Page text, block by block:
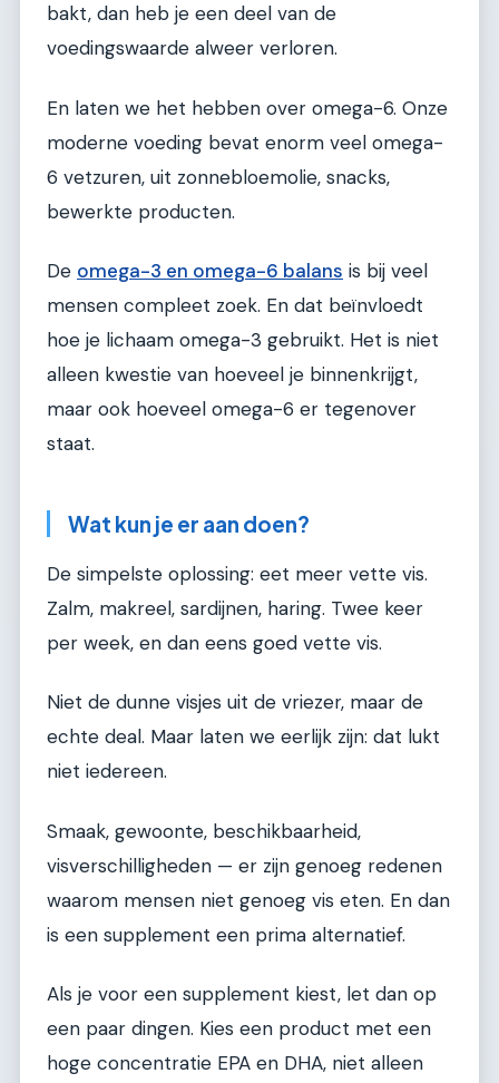
bakt, dan heb je een deel van de
voedingswaarde alweer verloren.
En laten we het hebben over omega-6. Onze
moderne voeding bevat enorm veel omega-
6 vetzuren, uit zonnebloemolie, snacks,
bewerkte producten.
De omega-3 en omega-6 balans is bij veel
mensen compleet zoek. En dat beïnvloedt
hoe je lichaam omega-3 gebruikt. Het is niet
alleen kwestie van hoeveel je binnenkrijgt,
maar ook hoeveel omega-6 er tegenover
staat.
Wat kun je er aan doen?
De simpelste oplossing: eet meer vette vis.
Zalm, makreel, sardijnen, haring. Twee keer
per week, en dan eens goed vette vis.
Niet de dunne visjes uit de vriezer, maar de
echte deal. Maar laten we eerlijk zijn: dat lukt
niet iedereen.
Smaak, gewoonte, beschikbaarheid,
visverschilligheden — er zijn genoeg redenen
waarom mensen niet genoeg vis eten. En dan
is een supplement een prima alternatief.
Als je voor een supplement kiest, let dan op
een paar dingen. Kies een product met een
hoge concentratie EPA en DHA, niet alleen